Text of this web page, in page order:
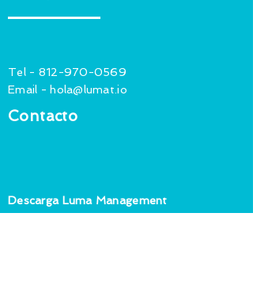
Tel - 812-970-0569
Email - hola@lumat.io
Contacto
Descarga Luma Management